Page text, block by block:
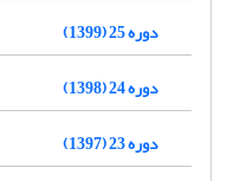
دوره 25 (1399)
دوره 24 (1398)
دوره 23 (1397)